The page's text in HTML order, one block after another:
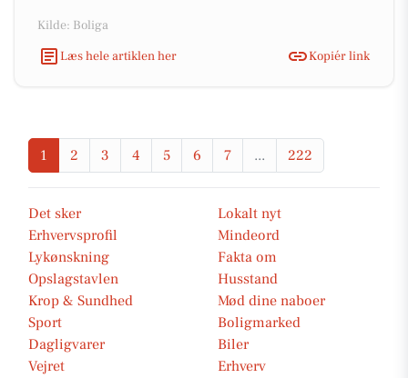
Kilde: Boliga
Læs hele artiklen her
Kopiér link
1 2 3 4 5 6 7 ... 222
Det sker
Lokalt nyt
Erhvervsprofil
Mindeord
Lykønskning
Fakta om
Opslagstavlen
Husstand
Krop & Sundhed
Mød dine naboer
Sport
Boligmarked
Dagligvarer
Biler
Vejret
Erhverv